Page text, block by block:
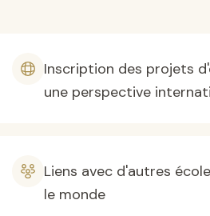
Inscription des projets
une perspective
Liens avec d'autres
le monde